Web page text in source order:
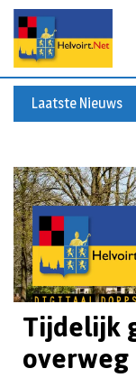
Laatste Nieuws
Tijdelijk